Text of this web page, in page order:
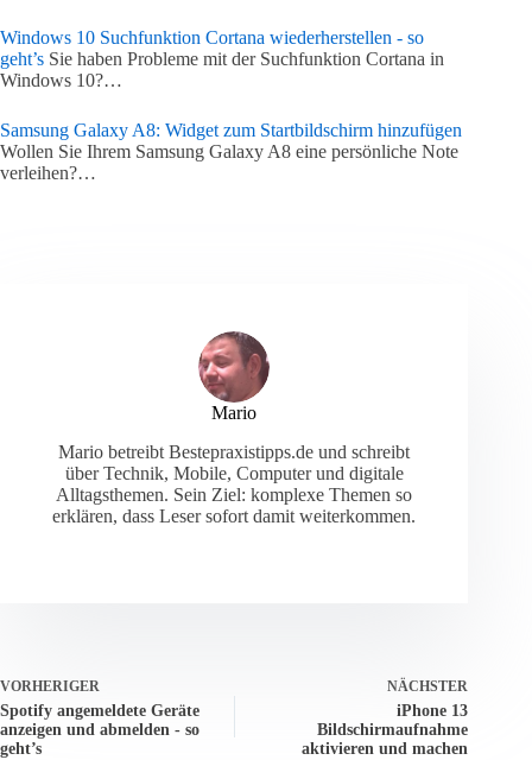
Windows 10 Suchfunktion Cortana wiederherstellen - so
geht’s Sie haben Probleme mit der Suchfunktion Cortana in
Windows 10?…
Samsung Galaxy A8: Widget zum Startbildschirm hinzufügen
Wollen Sie Ihrem Samsung Galaxy A8 eine persönliche Note
verleihen?…
Mario
Mario betreibt Bestepraxistipps.de und schreibt
über Technik, Mobile, Computer und digitale
Alltagsthemen. Sein Ziel: komplexe Themen so
erklären, dass Leser sofort damit weiterkommen.
VORHERIGER
Spotify angemeldete Geräte
anzeigen und abmelden - so
geht’s
NÄCHSTER
iPhone 13
Bildschirmaufnahme
aktivieren und machen